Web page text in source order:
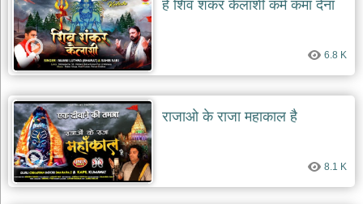
देश
भक्ति
भजन
patriotic
खाटू
श्याम
भजन
khatu
shaym
bhajans
हे शिव शंकर केलाशी कर्म कमा देना
6.8 K
राजाओ के राजा महाकाल है
8.1 K